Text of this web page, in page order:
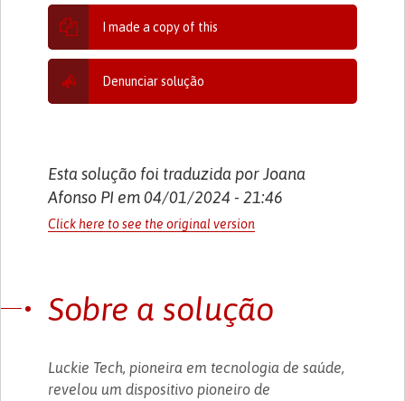
I made a copy of this
Denunciar solução
Esta solução foi traduzida por Joana
Afonso PI em 04/01/2024 - 21:46
Click here to see the original version
Sobre a solução
Luckie Tech, pioneira em tecnologia de saúde,
revelou um dispositivo pioneiro de